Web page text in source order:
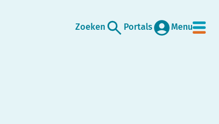
Zoeken Portals Menu